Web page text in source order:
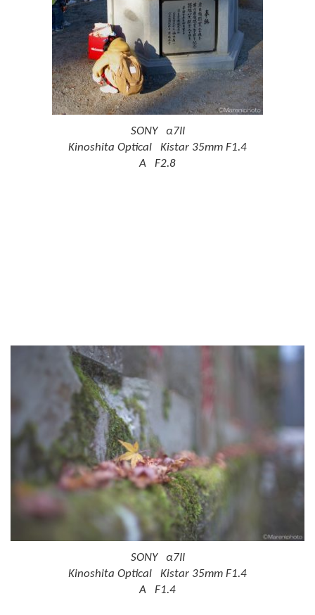
SONY α7II
Kinoshita Optical Kistar 35mm F1.4
A F2.8
SONY α7II
Kinoshita Optical Kistar 35mm F1.4
A F1.4